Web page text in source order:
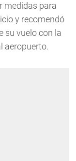
medidas para
y recomendó
su vuelo con la
aeropuerto.